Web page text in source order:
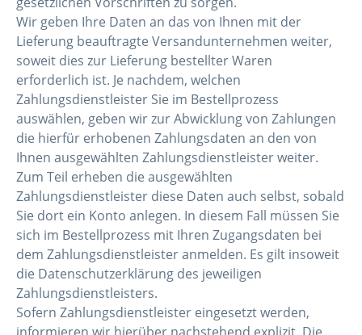
Wir geben Ihre Daten an das von Ihnen mit der
Lieferung beauftragte Versandunternehmen weiter,
soweit dies zur Lieferung bestellter Waren
erforderlich ist. Je nachdem, welchen
Zahlungsdienstleister Sie im Bestellprozess
auswählen, geben wir zur Abwicklung von Zahlungen
die hierfür erhobenen Zahlungsdaten an den von
Ihnen ausgewählten Zahlungsdienstleister weiter.
Zum Teil erheben die ausgewählten
Zahlungsdienstleister diese Daten auch selbst, sobald
Sie dort ein Konto anlegen. In diesem Fall müssen Sie
sich im Bestellprozess mit Ihren Zugangsdaten bei
dem Zahlungsdienstleister anmelden. Es gilt insoweit
die Datenschutzerklärung des jeweiligen
Zahlungsdienstleisters.
Sofern Zahlungsdienstleister eingesetzt werden,